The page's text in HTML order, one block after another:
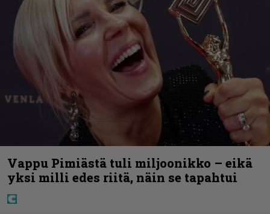
Vappu Pimiästä tuli miljoonikko – eikä
yksi milli edes riitä, näin se tapahtui